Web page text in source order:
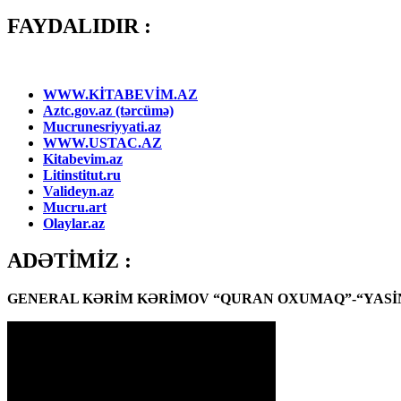
FAYDALIDIR :
WWW.KİTABEVİM.AZ
Aztc.gov.az (tərcümə)
Mucrunesriyyati.az
WWW.USTAC.AZ
Kitabevim.az
Litinstitut.ru
Valideyn.az
Mucru.art
Olaylar.az
ADƏTİMİZ :
GENERAL KƏRİM KƏRİMOV “QURAN OXUMAQ”-